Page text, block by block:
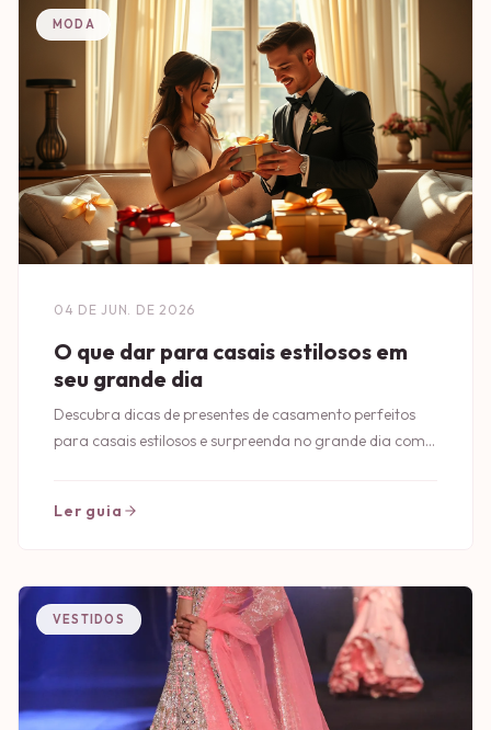
MODA
04 DE JUN. DE 2026
O que dar para casais estilosos em
seu grande dia
Descubra dicas de presentes de casamento perfeitos
para casais estilosos e surpreenda no grande dia com
Ler guia
VESTIDOS